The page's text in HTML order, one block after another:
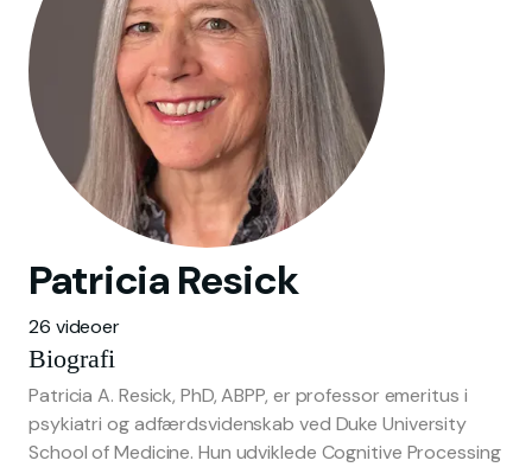
Patricia Resick
26 videoer
Biografi
Patricia A. Resick, PhD, ABPP, er professor emeritus i
psykiatri og adfærdsvidenskab ved Duke University
School of Medicine. Hun udviklede Cognitive Processing